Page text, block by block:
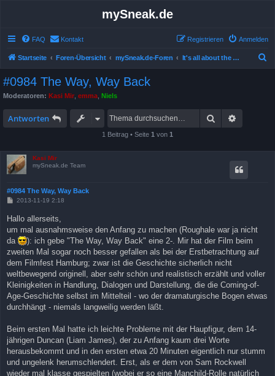
mySneak.de
FAQ Kontakt Anmelden
Registrieren
Startseite Foren-Übersicht mySneak.de-Foren It's all about the movies!
#0984 The Way, Way Back
Moderatoren: Kasi Mir emma Niels
Antworten Suche
1 Beitrag • Seite 1 von 1
Kasi Mir
mySneak.de Team
#0984 The Way, Way Back
B
t
r
g
2013-11-19 2:18
Hallo allerseits,
um mal ausnahmsweise den Anfang zu machen (Roughale war ja nicht
da
): ich gebe "The Way, Way Back" eine 2-. Mir hat der Film beim
zweiten Mal sogar noch besser gefallen als bei der Erstbetrachtung auf
dem Filmfest Hamburg; zwar ist die Geschichte sicherlich nicht
weltbewegend originell, aber sehr schön und realistisch erzählt und voller
Kleinigkeiten in Handlung, Dialogen und Darstellung, die die Coming-of-
Age-Geschichte selbst im Mittelteil - wo der dramaturgische Bogen etwas
durchhängt - niemals langweilig werden läßt.
Beim ersten Mal hatte ich leichte Probleme mit der Haupfigur, dem 14-
jährigen Duncan (Liam James), der zu Anfang kaum drei Worte
herausbekommt und in den ersten etwa 20 Minuten eigentlich nur stumm
und ungelenk herumschlendert. Erst, als er dem von Sam Rockwell
wieder mal klasse gespielten (wobei er so eine Manchild-Rolle natürlich